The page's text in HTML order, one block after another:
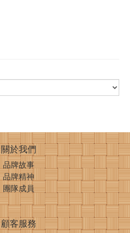
關於我們
品牌故事
品牌精神
團隊成員
顧客服務